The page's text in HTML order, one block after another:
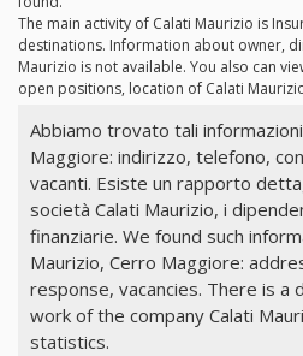
The main activity of Calati Maurizio is
destinations. Information about owner,
Maurizio is not available. You also can
open positions, location of Calati
Abbiamo trovato tali
Maggiore: indirizzo, telefono,
vacanti. Esiste un rapporto
società Calati Maurizio, i
finanziarie. We found such
Maurizio, Cerro Maggiore:
response, vacancies. There is
work of the company Calati
statistics.